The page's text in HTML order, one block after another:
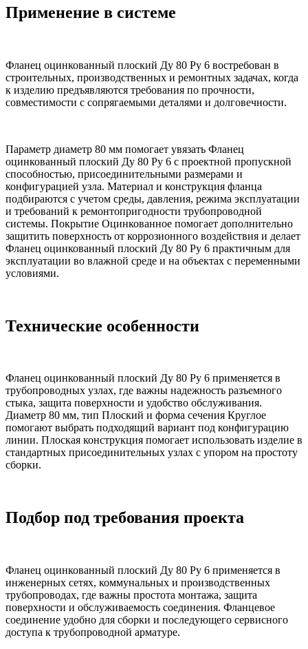
Применение в системе
Фланец оцинкованный плоский Ду 80 Ру 6 востребован в
строительных, производственных и ремонтных задачах, когда
к изделию предъявляются требования по прочности,
совместимости с сопрягаемыми деталями и долговечности.
Параметр диаметр 80 мм помогает увязать Фланец
оцинкованный плоский Ду 80 Ру 6 с проектной пропускной
способностью, присоединительными размерами и
конфигурацией узла. Материал и конструкция фланца
подбираются с учетом среды, давления, режима эксплуатации
и требований к ремонтопригодности трубопроводной
системы. Покрытие Оцинкованное помогает дополнительно
защитить поверхность от коррозионного воздействия и делает
Фланец оцинкованный плоский Ду 80 Ру 6 практичным для
эксплуатации во влажной среде и на объектах с переменными
условиями.
Технические особенности
Фланец оцинкованный плоский Ду 80 Ру 6 применяется в
трубопроводных узлах, где важны надежность разъемного
стыка, защита поверхности и удобство обслуживания.
Диаметр 80 мм, тип Плоский и форма сечения Круглое
помогают выбрать подходящий вариант под конфигурацию
линии. Плоская конструкция помогает использовать изделие в
стандартных присоединительных узлах с упором на простоту
сборки.
Подбор под требования проекта
Фланец оцинкованный плоский Ду 80 Ру 6 применяется в
инженерных сетях, коммунальных и производственных
трубопроводах, где важны простота монтажа, защита
поверхности и обслуживаемость соединения. Фланцевое
соединение удобно для сборки и последующего сервисного
доступа к трубопроводной арматуре.